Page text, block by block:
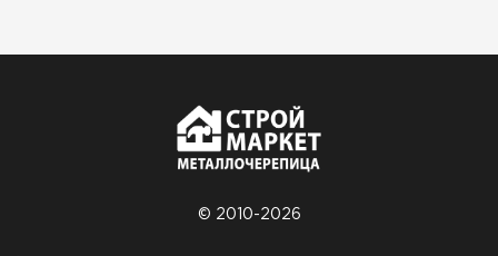
© 2010-2026